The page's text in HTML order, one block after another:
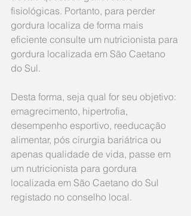
fisiológicas. Portanto, para perder
gordura localiza de forma mais
eficiente consulte um nutricionista para
gordura localizada em São Caetano
do Sul.
Desta forma, seja qual for seu objetivo:
emagrecimento, hipertrofia,
desempenho esportivo, reeducação
alimentar, pós cirurgia bariátrica ou
apenas qualidade de vida, passe em
um nutricionista para gordura
localizada em São Caetano do Sul
registado no conselho local.